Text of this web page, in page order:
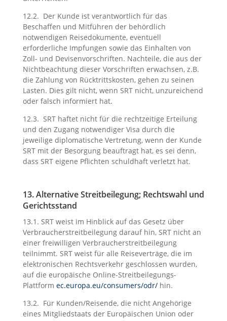
12.2. Der Kunde ist verantwortlich für das
Beschaffen und Mitführen der behördlich
notwendigen Reisedokumente, eventuell
erforderliche Impfungen sowie das Einhalten von
Zoll- und Devisenvorschriften. Nachteile, die aus der
Nichtbeachtung dieser Vorschriften erwachsen, z.B.
die Zahlung von Rücktrittskosten, gehen zu seinen
Lasten. Dies gilt nicht, wenn SRT nicht, unzureichend
oder falsch informiert hat.
12.3. SRT haftet nicht für die rechtzeitige Erteilung
und den Zugang notwendiger Visa durch die
jeweilige diplomatische Vertretung, wenn der Kunde
SRT mit der Besorgung beauftragt hat, es sei denn,
dass SRT eigene Pflichten schuldhaft verletzt hat.
13. Alternative Streitbeilegung; Rechtswahl und
Gerichtsstand
13.1. SRT weist im Hinblick auf das Gesetz über
Verbraucherstreitbeilegung darauf hin, SRT nicht an
einer freiwilligen Verbraucherstreitbeilegung
teilnimmt. SRT weist für alle Reiseverträge, die im
elektronischen Rechtsverkehr geschlossen wurden,
auf die europäische Online-Streitbeilegungs-
Plattform ec.europa.eu/consumers/odr/hin.
13.2. Für Kunden/Reisende, die nicht Angehörige
eines Mitgliedstaats der Europäischen Union oder